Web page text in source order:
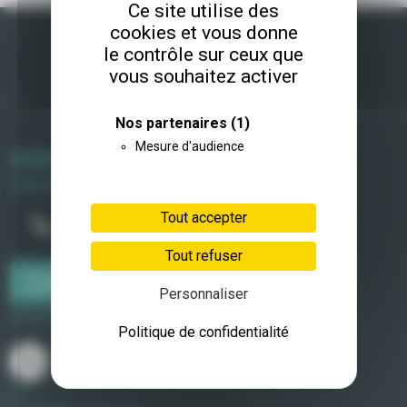
Ce site utilise des
cookies et vous donne
le contrôle sur ceux que
vous souhaitez activer
Nos partenaires (1)
Mesure d'audience
Tout accepter
Tout refuser
Personnaliser
Politique de confidentialité
06 77 40 79 55